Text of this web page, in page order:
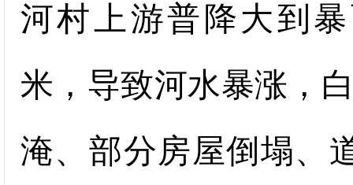
河村上游普降大到
米，导致河水暴涨，
淹、部分房屋倒塌、